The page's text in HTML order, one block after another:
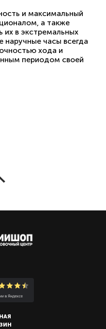
и максимальный
а также
их в экстремальных
наручные часы всегда
хода и
периодом своей